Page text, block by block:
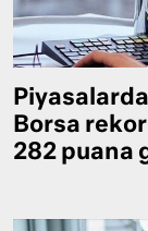
Borsa
282 puana